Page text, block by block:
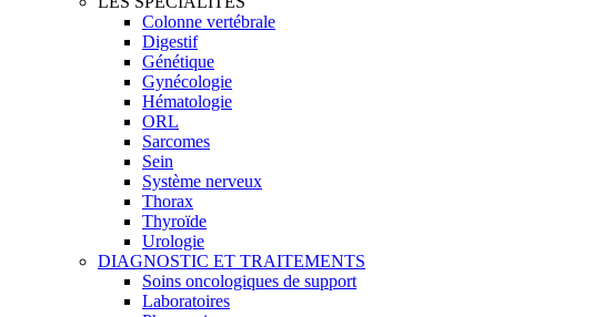
Colonne vertébrale
Digestif
Génétique
Gynécologie
Hématologie
ORL
Sarcomes
Sein
Système nerveux
Thorax
Thyroïde
Urologie
DIAGNOSTIC ET TRAITEMENTS
Soins oncologiques de support
Laboratoires